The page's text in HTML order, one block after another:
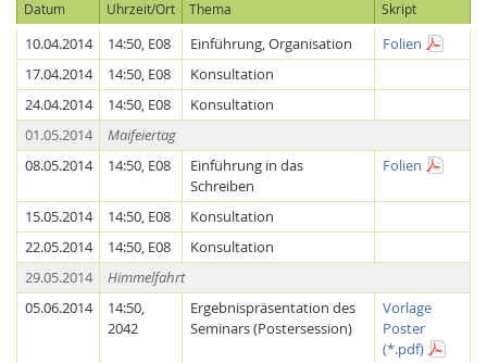
Lab Dresden
Datum Uhrzeit/Ort Thema Skript
10.04.2014 14:50, E08 Einführung, Organisation
Folien
17.04.2014
14:50, E08
Konsultation
24.04.2014
14:50, E08
Konsultation
01.05.2014
Maifeiertag
08.05.2014
14:50, E08
Einführung in das
Schreiben
Folien
15.05.2014 14:50, E08
Konsultation
22.05.2014
14:50, E08
Konsultation
29.05.2014
Himmelfahrt
05.06.2014
14:50,
2042
Ergebnispräsentation des
Seminars (Postersession)
Vorlage
Poster
(*.pdf)